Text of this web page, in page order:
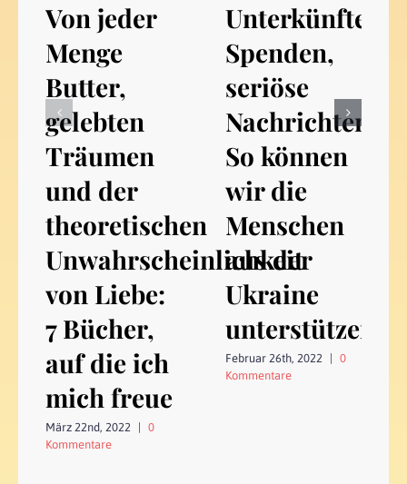
Von jeder
Menge
Butter,
gelebten
Träumen
und der
theoretischen
Unwahrscheinlichkeit
von Liebe:
7 Bücher,
auf die ich
mich freue
März 22nd, 2022
0
Kommentare
Unterkünfte,
Spenden,
seriöse
Nachrichten:
So können
wir die
Menschen
aus der
Ukraine
unterstützen
Februar 26th, 2022
0
Kommentare